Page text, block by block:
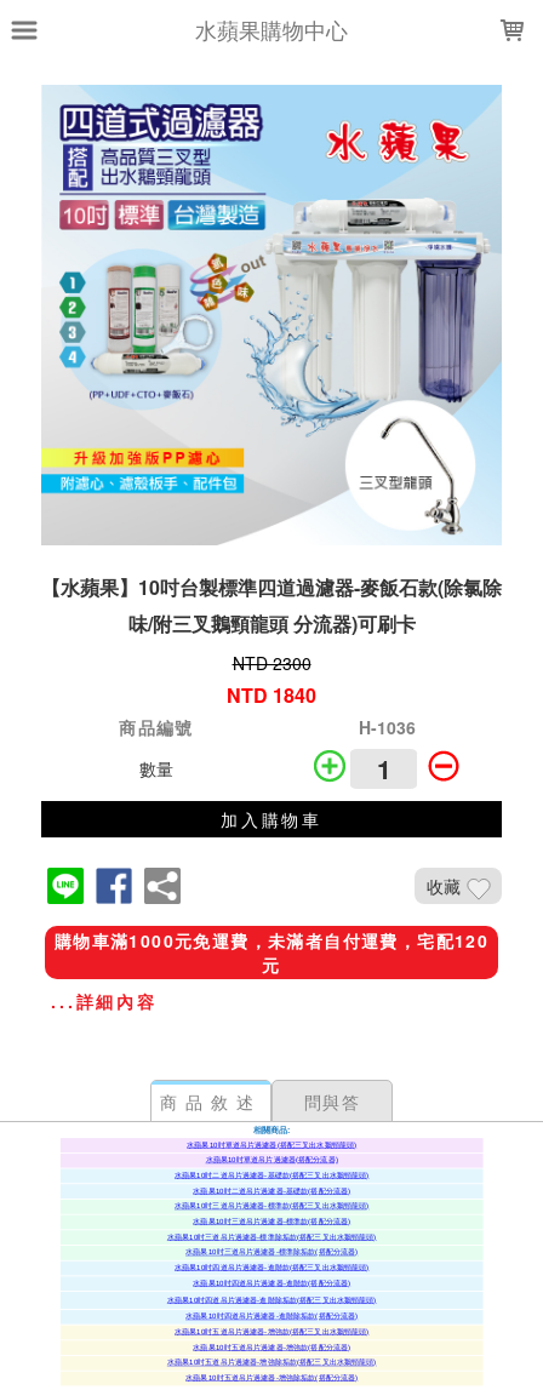
水蘋果購物中心
【水蘋果】10吋台製標準四道過濾器-麥飯石款(除氯除
味/附三叉鵝頸龍頭 分流器)可刷卡
NTD 2300
NTD 1840
商品編號
H-1036
數量
加入購物車
收藏
購物車滿1000元免運費，未滿者自付運費，宅配120
元
...詳細內容
商品敘述 問與答